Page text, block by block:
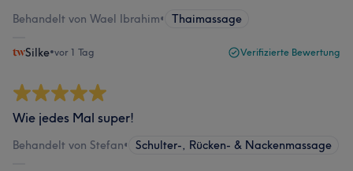
Behandelt von Wael Ibrahim• Thaimassage
Silke•vor 1 Tag Verifizierte Bewertung
Wie jedes Mal super!
Behandelt von Stefan• Schulter-, Rücken- & Nackenmassage